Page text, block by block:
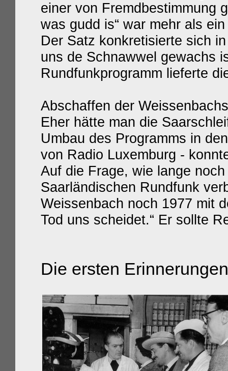
einer von Fremdbestimmung
was gudd is“ war mehr als
Der Satz konkretisierte sich
uns de Schnawwel gewachs
Rundfunkprogramm lieferte
Abschaffen der
Eher hätte man die
Umbau des Programms in
von Radio Luxemburg -
Auf die Frage, wie lange
Saarländischen Rundfunk
Weissenbach noch 1977 mit
Tod uns scheidet.“ Er sollte
Die ersten Erinnerungen